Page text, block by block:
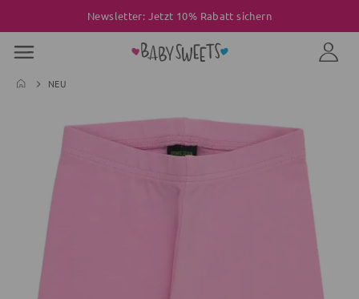
Newsletter: Jetzt 10% Rabatt sichern
NEU